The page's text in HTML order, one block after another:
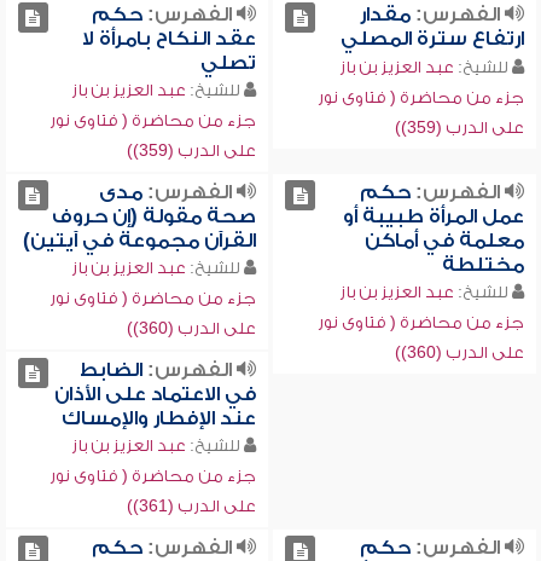
الفهرس:مقدار
ارتفاع سترة المصلي
للشيخ: عبد العزيز بن باز
جزء من محاضرة ( فتاوى نور
على الدرب (359))
الفهرس:حكم
عقد النكاح بامرأة لا
تصلي
للشيخ: عبد العزيز بن باز
جزء من محاضرة ( فتاوى نور
على الدرب (359))
الفهرس:حكم
عمل المرأة طبيبة أو
معلمة في أماكن
مختلطة
للشيخ: عبد العزيز بن باز
جزء من محاضرة ( فتاوى نور
على الدرب (360))
الفهرس:مدى
صحة مقولة (إن حروف
القرآن مجموعة في آيتين)
للشيخ: عبد العزيز بن باز
جزء من محاضرة ( فتاوى نور
على الدرب (360))
الفهرس:الضابط
في الاعتماد على الأذان
عند الإفطار والإمساك
للشيخ: عبد العزيز بن باز
جزء من محاضرة ( فتاوى نور
على الدرب (361))
الفهرس:حكم
الفهرس:حكم